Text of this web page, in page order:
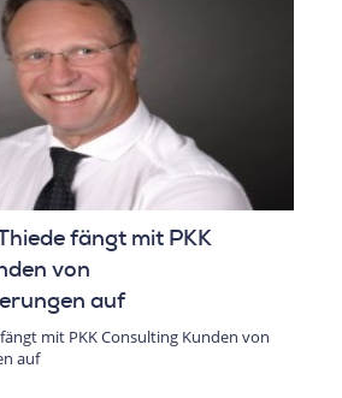
von
Elon Musk kürzt für
Elon Musk kürzt für Donald